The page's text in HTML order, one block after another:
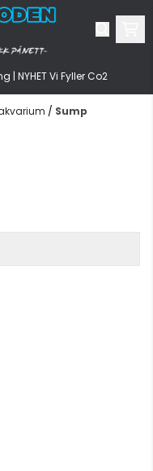
| NYHET Vi Fyller Co2
/ Sump